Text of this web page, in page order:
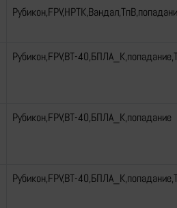
Рубикон,FPV,ВТ-
Рубикон,FPV,ВТ-40,БПЛА_К,попадание
Рубикон,FPV,ВТ-